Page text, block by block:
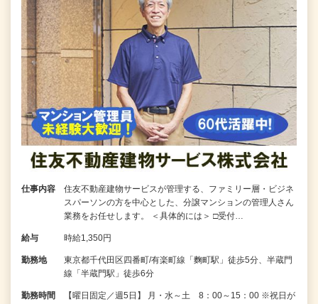
仕事内容
住友不動産建物サービスが管理する、ファミリー層・ビジネ
スパーソンの方を中心とした、分譲マンションの管理人さん
業務をお任せします。 ＜具体的には＞ □受付…
給与 時給1,350円
勤務地
東京都千代田区四番町/有楽町線「麴町駅」徒歩5分、半蔵門
線「半蔵門駅」徒歩6分
勤務時間
【曜日固定／週5日】 月・水～土 8：00～15：00 ※祝日が